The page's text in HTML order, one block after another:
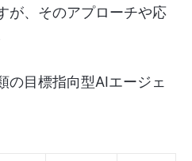
が、そのアプローチや応
の目標指向型AIエージェ